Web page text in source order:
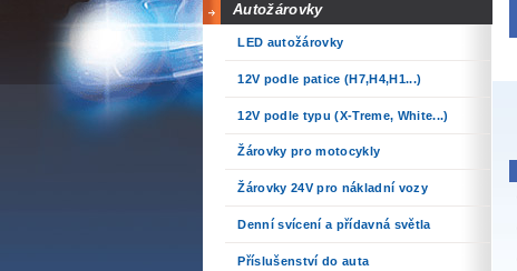
Autožárovky
LED autožárovky
12V podle patice (H7,H4,H1...)
12V podle typu (X-Treme, White...)
Žárovky pro motocykly
Žárovky 24V pro nákladní vozy
Denní svícení a přídavná světla
Příslušenství do auta